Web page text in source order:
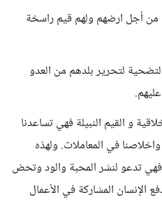
من أجل ارضهم ولهم قيم راسخة
لتحرير بلدهم من العدو
و القيم النبيلة فهي تساعدنا
في المعاملات. ولهذه
فهي تدعو لنشر المحبة والود وتحض
الإنسان المشاركة في الأعمال